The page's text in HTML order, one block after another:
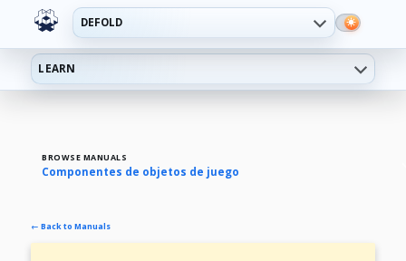
DEFOLD
LEARN
BROWSE MANUALS
Componentes de objetos de juego
← Back to Manuals